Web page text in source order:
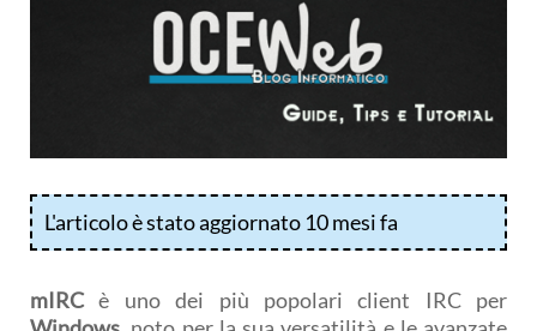
L'articolo è stato aggiornato 10 mesi fa
mIRC è uno dei più popolari client IRC per